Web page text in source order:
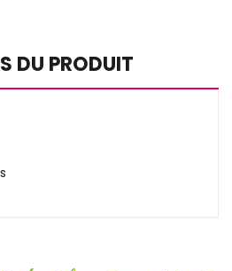
DU PRODUIT